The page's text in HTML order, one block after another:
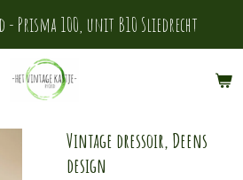
- Prisma 100, unit B10 Sliedrecht
Vintage dressoir, Deens
design